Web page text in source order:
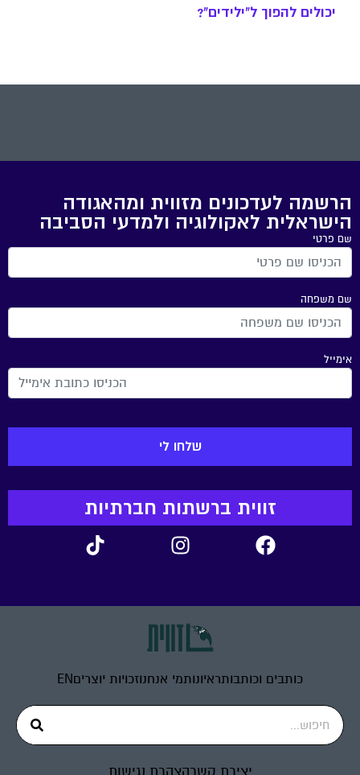
יכולים להפוך ל"ילידים"?
הרשמה לעדכונים מזווית ומהאגודה
הישראלית לאקולוגיה ולמדעי הסביבה
שם פרטי
שם משפחה
אימייל
זווית ברשתות חברתיות
כותבים וכותבותראיונותמי אנחנוזכויות יוצריםEN
יצירת קשרהצהרת נגישות